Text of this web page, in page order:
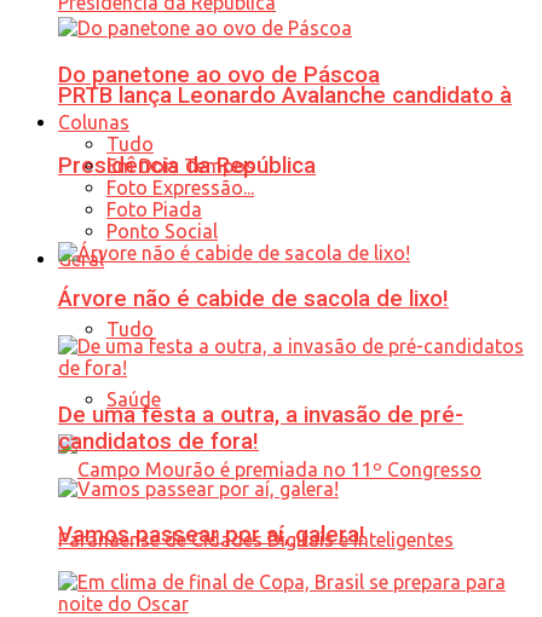
PRTB lança Leonardo Avalanche candidato à
Presidência da República
Geral
Tudo
Saúde
Do panetone ao ovo de Páscoa
Colunas
Tudo
Em Dois Tempos
Foto Expressão...
Foto Piada
Ponto Social
Árvore não é cabide de sacola de lixo!
De uma festa a outra, a invasão de pré-
candidatos de fora!
Vamos passear por aí, galera!